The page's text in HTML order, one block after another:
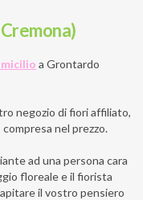
a Grontardo
negozio di fiori affiliato,
compresa nel prezzo.
ad una persona cara
floreale e il fiorista
il vostro pensiero